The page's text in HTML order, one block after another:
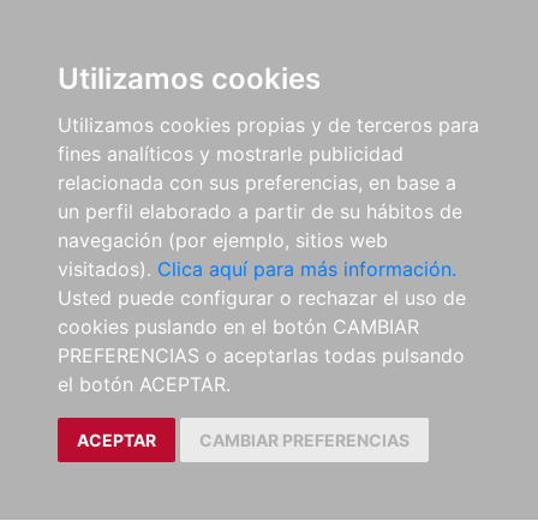
Utilizamos cookies
Utilizamos cookies propias y de terceros para
fines analíticos y mostrarle publicidad
relacionada con sus preferencias, en base a
un perfil elaborado a partir de su hábitos de
navegación (por ejemplo, sitios web
visitados). Clica aquí para más información.
Usted puede configurar o rechazar el uso de
cookies puslando en el botón CAMBIAR
PREFERENCIAS o aceptarlas todas pulsando
el botón ACEPTAR.
ACEPTAR CAMBIAR PREFERENCIAS